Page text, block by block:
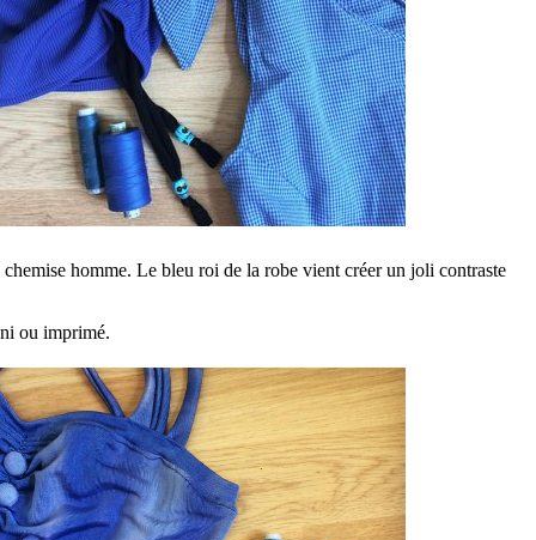
homme. Le bleu roi de la robe vient créer un joli contraste
ou imprimé.